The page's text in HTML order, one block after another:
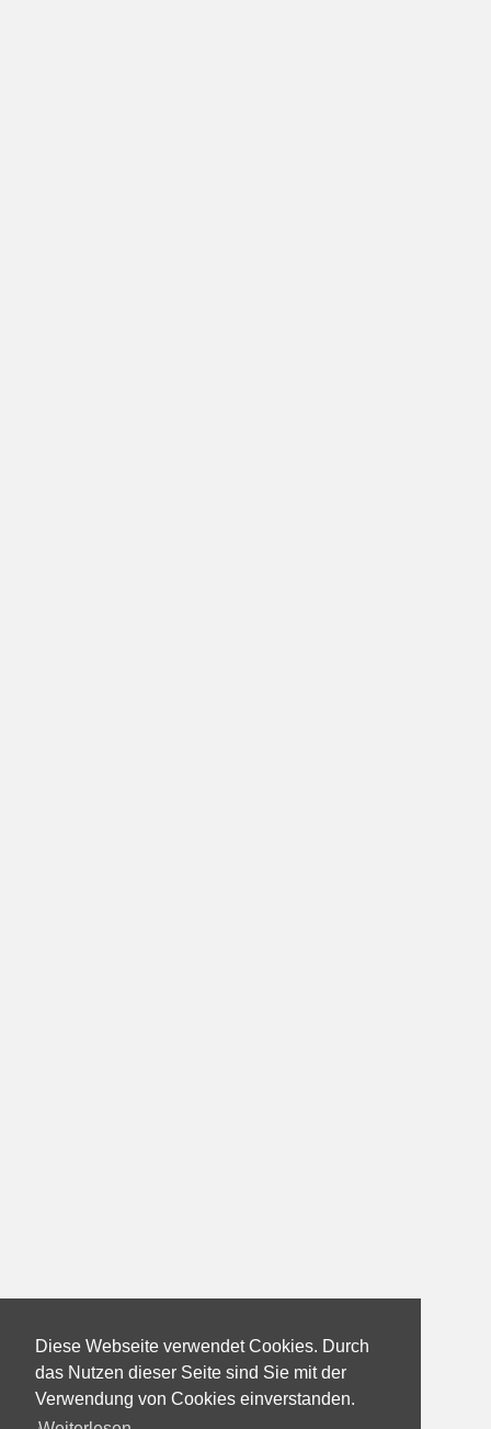
Diese Webseite verwendet Cookies. Durch
das Nutzen dieser Seite sind Sie mit der
Verwendung von Cookies einverstanden.